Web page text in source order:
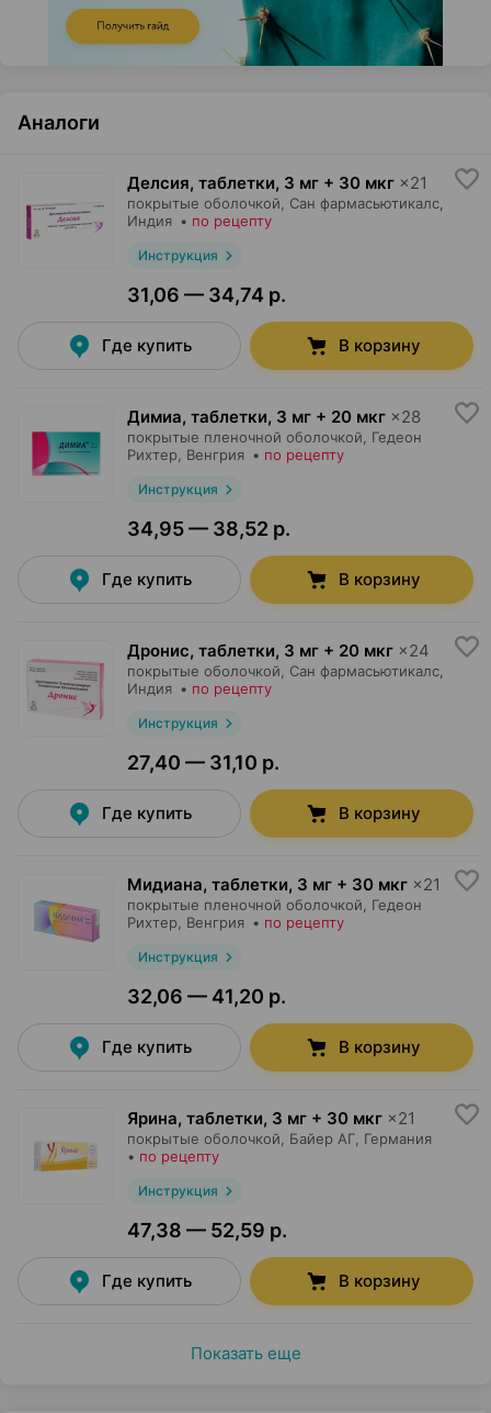
Аналоги
Делсия, таблетки, 3 мг + 30 мкг ×21
покрытые оболочкой, Сан фармасьютикалс
Индия • по рецепту
Инструкция
31,06 — 34,74 р.
Где купить В корзину
Димиа, таблетки, 3 мг + 20 мкг ×28
покрытые пленочной оболочкой,
Гедеон
Рихтер , Венгрия • по рецепту
Инструкция
34,95 — 38,52 р.
Где купить В корзину
Дронис, таблетки, 3 мг + 20 мкг ×24
покрытые оболочкой, Сан фармасьютикалс
Индия • по рецепту
Инструкция
27,40 — 31,10 р.
Где купить В корзину
Мидиана, таблетки, 3 мг + 30 мкг ×21
покрытые пленочной оболочкой,
Гедеон
Рихтер , Венгрия • по рецепту
Инструкция
32,06 — 41,20 р.
Где купить В корзину
Ярина, таблетки, 3 мг + 30 мкг ×21
покрытые оболочкой, Байер АГ , Германия
• по рецепту
Инструкция
47,38 — 52,59 р.
Где купить В корзину
Показать еще